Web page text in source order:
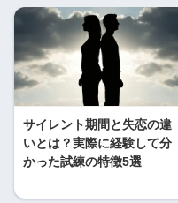
サイレント期間と失恋の違
いとは？実際に経験して分
かった試練の特徴5選